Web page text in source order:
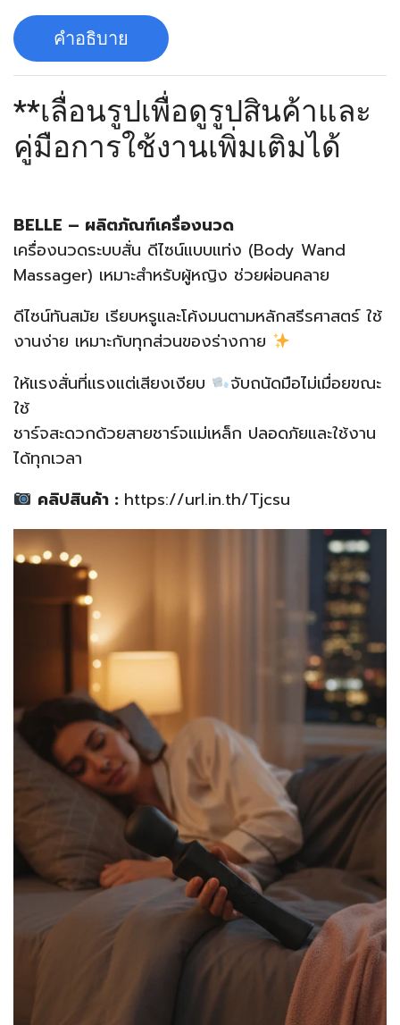
คำอธิบาย
**เลื่อนรูปเพื่อดูรูปสินค้าและ
คู่มือการใช้งานเพิ่มเติมได้
BELLE – ผลิตภัณฑ์เครื่องนวด
เครื่องนวดระบบสั่น ดีไซน์แบบแท่ง (Body Wand
Massager) เหมาะสำหรับผู้หญิง ช่วยผ่อนคลาย
ดีไซน์ทันสมัย เรียบหรูและโค้งมนตามหลักสรีรศาสตร์ ใช้
งานง่าย เหมาะกับทุกส่วนของร่างกาย
ให้แรงสั่นที่แรงแต่เสียงเงียบ
จับถนัดมือไม่เมื่อยขณะ
ใช้
ชาร์จสะดวกด้วยสายชาร์จแม่เหล็ก ปลอดภัยและใช้งาน
ได้ทุกเวลา
คลิปสินค้า : https://url.in.th/Tjcsu